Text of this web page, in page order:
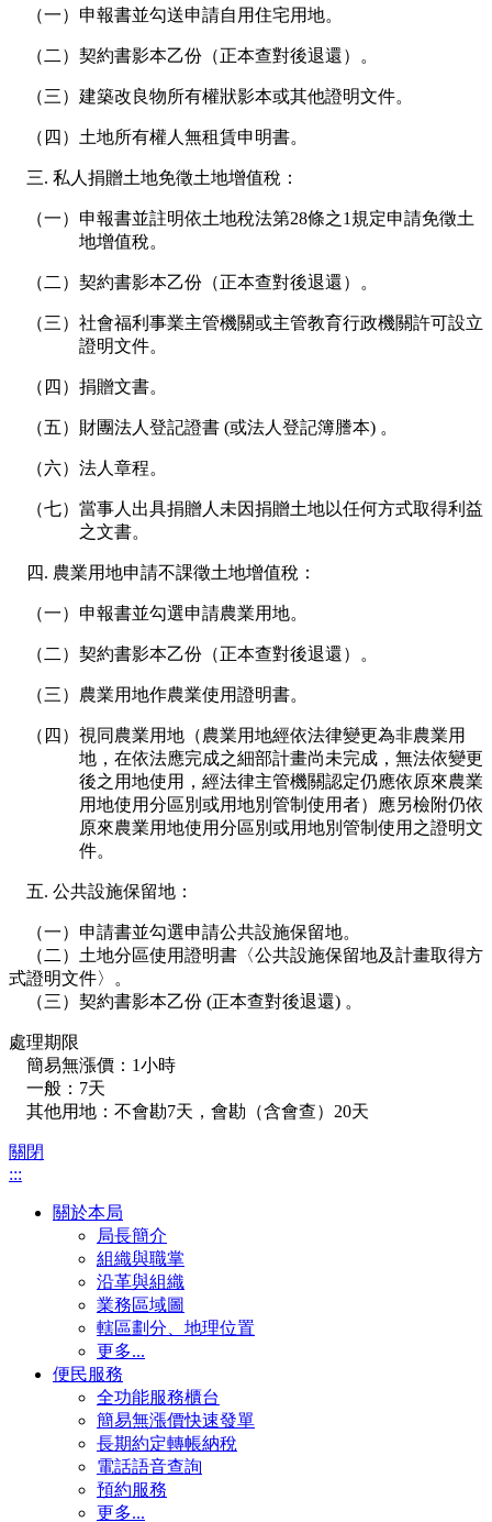
（一）申報書並勾送申請自用住宅用地。
（二）契約書影本乙份（正本查對後退還）。
（三）建築改良物所有權狀影本或其他證明文件。
（四）土地所有權人無租賃申明書。
私人捐贈土地免徵土地增值稅：
（一）申報書並註明依土地稅法第28條之1規定申請免徵土
地增值稅。
（二）契約書影本乙份（正本查對後退還）。
（三）社會福利事業主管機關或主管教育行政機關許可設立
證明文件。
（四）捐贈文書。
（五）財團法人登記證書 (或法人登記簿謄本) 。
（六）法人章程。
（七）當事人出具捐贈人未因捐贈土地以任何方式取得利益
之文書。
農業用地申請不課徵土地增值稅：
（一）申報書並勾選申請農業用地。
（二）契約書影本乙份（正本查對後退還）。
（三）農業用地作農業使用證明書。
（四）視同農業用地（農業用地經依法律變更為非農業用
地，在依法應完成之細部計畫尚未完成，無法依變更
後之用地使用，經法律主管機關認定仍應依原來農業
用地使用分區別或用地別管制使用者）應另檢附仍依
原來農業用地使用分區別或用地別管制使用之證明文
件。
公共設施保留地：
（一）申請書並勾選申請公共設施保留地。
（二）土地分區使用證明書〈公共設施保留地及計畫取得方
式證明文件〉。
（三）契約書影本乙份 (正本查對後退還) 。
處理期限
簡易無漲價：1小時
一般：7天
其他用地：不會勘7天，會勘（含會查）20天
關閉
:::
關於本局
局長簡介
組織與職掌
沿革與組織
業務區域圖
轄區劃分、地理位置
更多...
便民服務
全功能服務櫃台
簡易無漲價快速發單
長期約定轉帳納稅
電話語音查詢
預約服務
更多...